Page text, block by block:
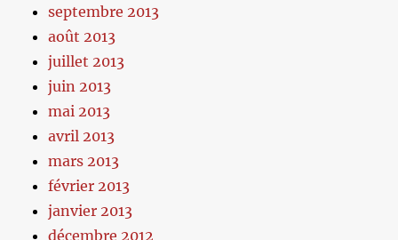
septembre 2013
août 2013
juillet 2013
juin 2013
mai 2013
avril 2013
mars 2013
février 2013
janvier 2013
décembre 2012